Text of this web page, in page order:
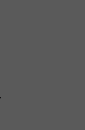
бонус в
Чем больше